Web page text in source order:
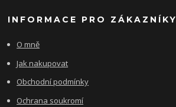
INFORMACE PRO ZÁKAZNÍKY
O mně
Jak nakupovat
Obchodní podmínky
Ochrana soukromí